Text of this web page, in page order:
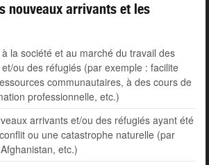
nouveaux arrivants et les
la société et au marché du travail des
ou des réfugiés (par exemple : facilite
communautaires, à des cours de
professionnelle, etc.)
arrivants et/ou des réfugiés ayant été
ou une catastrophe naturelle (par
etc.)